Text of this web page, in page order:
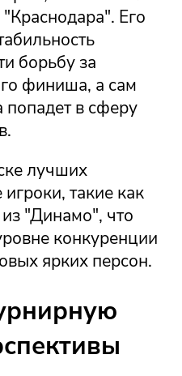
Его
борьбу за
финиша, а сам
попадет в сферу
лучших
такие как
"Динамо", что
конкуренции
ярких персон.